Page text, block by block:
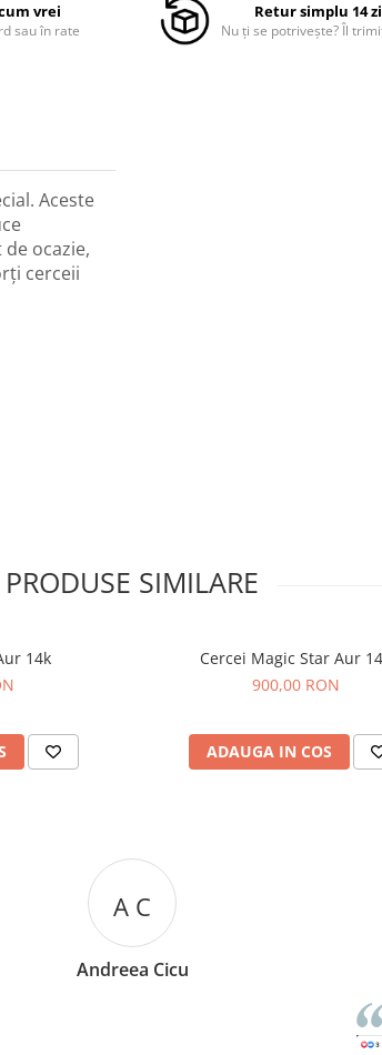
vrei
sau în rate
Retur simplu 14
Nu ți se potrivește? Îl
Aceste
ocazie,
cerceii
PRODUSE SIMILARE
14k
Cercei Magic Star Aur
900,00 RON
ADAUGA IN COS
R R
Rizea Ramona